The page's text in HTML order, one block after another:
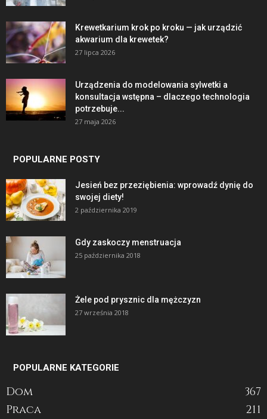
Krewetkarium krok po kroku — jak urządzić
akwarium dla krewetek?
27 lipca 2026
Urządzenia do modelowania sylwetki a
konsultacja wstępna – dlaczego technologia
potrzebuje...
27 maja 2026
POPULARNE POSTY
Jesień bez przeziębienia: wprowadź dynię do
swojej diety!
2 października 2019
Gdy zaskoczy menstruacja
25 października 2018
Żele pod prysznic dla mężczyzn
27 września 2018
POPULARNE KATEGORIE
Dom
367
Praca
211